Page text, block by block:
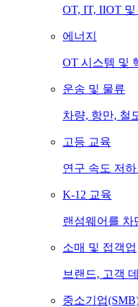
OT, IT, IIOT
에너지
OT 시스템 및
운송 및 물류
차량, 항만, 철
고등 교육
연구 속도 저
K-12 교육
랜섬웨어를 차
소매 및 접객업
브랜드, 고객
중소기업